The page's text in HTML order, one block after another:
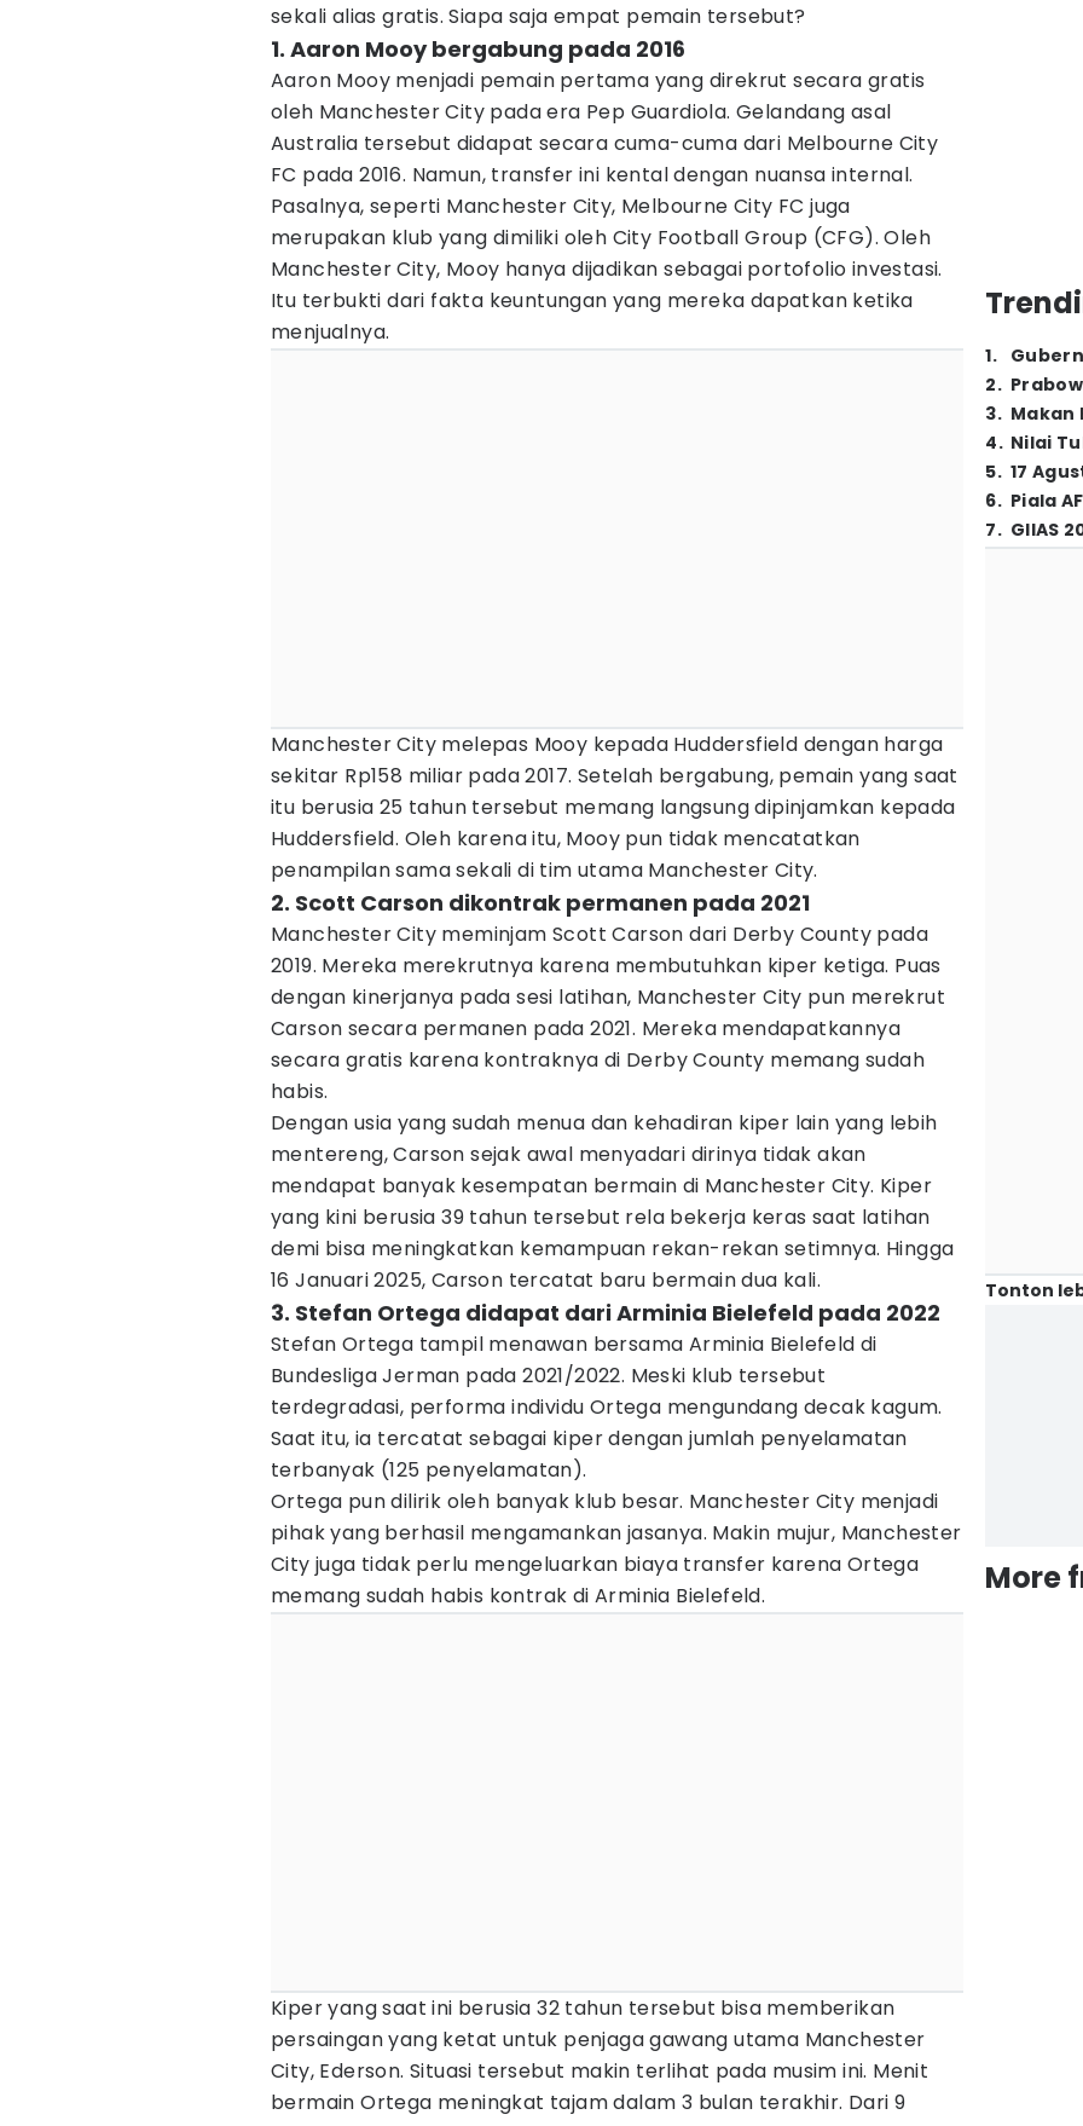
sekali alias gratis. Siapa saja empat pemain tersebut?
1. Aaron Mooy bergabung pada 2016
Aaron Mooy menjadi pemain pertama yang direkrut secara gratis
oleh Manchester City pada era Pep Guardiola. Gelandang asal
Australia tersebut didapat secara cuma-cuma dari Melbourne City
FC pada 2016. Namun, transfer ini kental dengan nuansa internal.
Pasalnya, seperti Manchester City, Melbourne City FC juga
merupakan klub yang dimiliki oleh City Football Group (CFG). Oleh
Manchester City, Mooy hanya dijadikan sebagai portofolio investasi.
Itu terbukti dari fakta keuntungan yang mereka dapatkan ketika
menjualnya.
Manchester City melepas Mooy kepada Huddersfield dengan harga
sekitar Rp158 miliar pada 2017. Setelah bergabung, pemain yang saat
itu berusia 25 tahun tersebut memang langsung dipinjamkan kepada
Huddersfield. Oleh karena itu, Mooy pun tidak mencatatkan
penampilan sama sekali di tim utama Manchester City.
2. Scott Carson dikontrak permanen pada 2021
Manchester City meminjam Scott Carson dari Derby County pada
2019. Mereka merekrutnya karena membutuhkan kiper ketiga. Puas
dengan kinerjanya pada sesi latihan, Manchester City pun merekrut
Carson secara permanen pada 2021. Mereka mendapatkannya
secara gratis karena kontraknya di Derby County memang sudah
habis.
Dengan usia yang sudah menua dan kehadiran kiper lain yang lebih
mentereng, Carson sejak awal menyadari dirinya tidak akan
mendapat banyak kesempatan bermain di Manchester City. Kiper
yang kini berusia 39 tahun tersebut rela bekerja keras saat latihan
demi bisa meningkatkan kemampuan rekan-rekan setimnya. Hingga
16 Januari 2025, Carson tercatat baru bermain dua kali.
3. Stefan Ortega didapat dari Arminia Bielefeld pada 2022
Stefan Ortega tampil menawan bersama Arminia Bielefeld di
Bundesliga Jerman pada 2021/2022. Meski klub tersebut
terdegradasi, performa individu Ortega mengundang decak kagum.
Saat itu, ia tercatat sebagai kiper dengan jumlah penyelamatan
terbanyak (125 penyelamatan).
Ortega pun dilirik oleh banyak klub besar. Manchester City menjadi
pihak yang berhasil mengamankan jasanya. Makin mujur, Manchester
City juga tidak perlu mengeluarkan biaya transfer karena Ortega
memang sudah habis kontrak di Arminia Bielefeld.
Kiper yang saat ini berusia 32 tahun tersebut bisa memberikan
persaingan yang ketat untuk penjaga gawang utama Manchester
City, Ederson. Situasi tersebut makin terlihat pada musim ini. Menit
bermain Ortega meningkat tajam dalam 3 bulan terakhir. Dari 9
1.
2.
3. Makan
4. Nilai
5. 17
6. Piala
7. GIIAS
Tonton
More